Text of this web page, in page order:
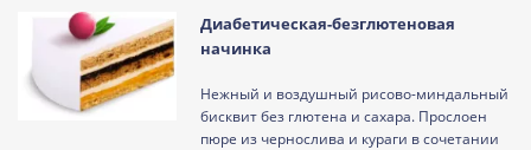
Диабетическая-безглютеновая
начинка
Нежный и воздушный рисово-миндальный
бисквит без глютена и сахара. Прослоен
пюре из чернослива и кураги в сочетании